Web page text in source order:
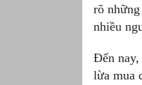
rõ
nhiều
Đến nay,
lừa mua